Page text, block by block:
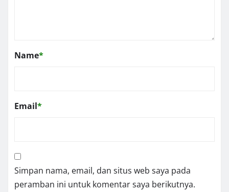
Name*
Email*
Simpan nama, email, dan situs web saya pada
peramban ini untuk komentar saya berikutnya.